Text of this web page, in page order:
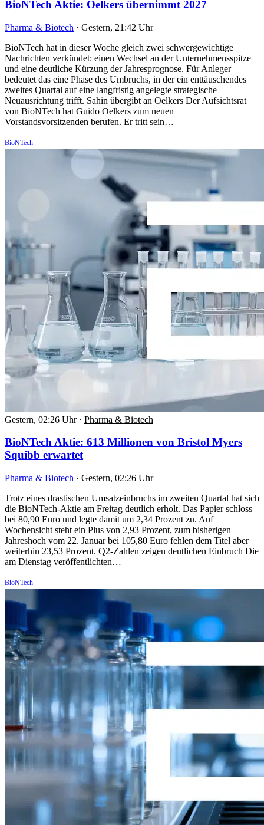
BioNTech Aktie: Oelkers übernimmt 2027
Pharma & Biotech · Gestern, 21:42 Uhr
BioNTech hat in dieser Woche gleich zwei schwergewichtige
Nachrichten verkündet: einen Wechsel an der Unternehmensspitze
und eine deutliche Kürzung der Jahresprognose. Für Anleger
bedeutet das eine Phase des Umbruchs, in der ein enttäuschendes
zweites Quartal auf eine langfristig angelegte strategische
Neuausrichtung trifft. Sahin übergibt an Oelkers Der Aufsichtsrat
von BioNTech hat Guido Oelkers zum neuen
Vorstandsvorsitzenden berufen. Er tritt sein…
BioNTech
Gestern, 02:26 Uhr · Pharma & Biotech
BioNTech Aktie: 613 Millionen von Bristol Myers
Squibb erwartet
Pharma & Biotech · Gestern, 02:26 Uhr
Trotz eines drastischen Umsatzeinbruchs im zweiten Quartal hat sich
die BioNTech-Aktie am Freitag deutlich erholt. Das Papier schloss
bei 80,90 Euro und legte damit um 2,34 Prozent zu. Auf
Wochensicht steht ein Plus von 2,93 Prozent, zum bisherigen
Jahreshoch vom 22. Januar bei 105,80 Euro fehlen dem Titel aber
weiterhin 23,53 Prozent. Q2-Zahlen zeigen deutlichen Einbruch Die
am Dienstag veröffentlichten…
BioNTech